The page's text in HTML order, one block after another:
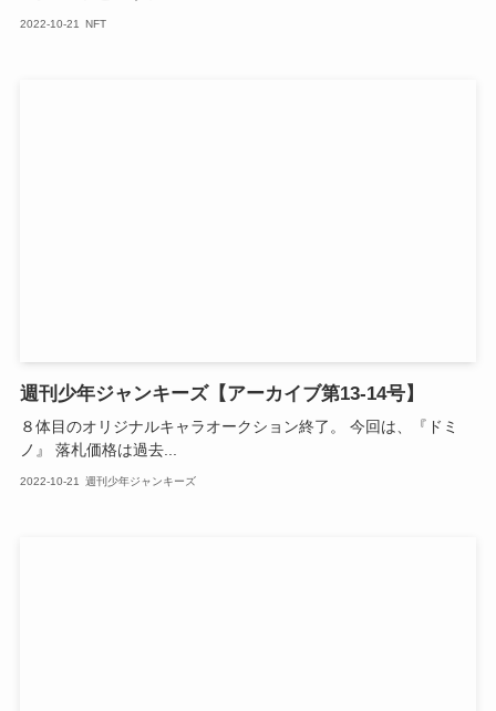
2022-10-21 NFT
週刊少年ジャンキーズ【アーカイブ第13-14号】
８体目のオリジナルキャラオークション終了。 今回は、『ドミ
ノ』 落札価格は過去...
2022-10-21 週刊少年ジャンキーズ